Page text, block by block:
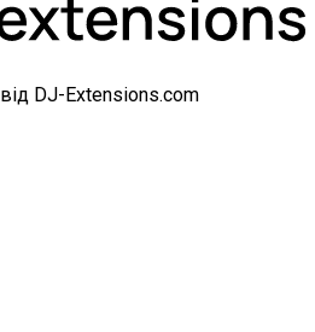
від DJ-Extensions.com